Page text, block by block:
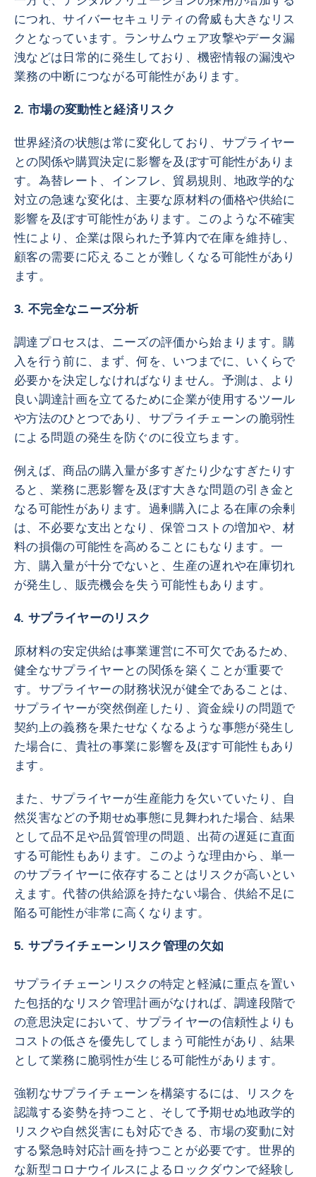
につれ、サイバーセキュリティの脅威も大きなリス
クとなっています。ランサムウェア攻撃やデータ漏
洩などは日常的に発生しており、機密情報の漏洩や
業務の中断につながる可能性があります。
2. 市場の変動性と経済リスク
世界経済の状態は常に変化しており、サプライヤー
との関係や購買決定に影響を及ぼす可能性がありま
す。為替レート、インフレ、貿易規則、地政学的な
対立の急速な変化は、主要な原材料の価格や供給に
影響を及ぼす可能性があります。このような不確実
性により、企業は限られた予算内で在庫を維持し、
顧客の需要に応えることが難しくなる可能性があり
ます。
3. 不完全なニーズ分析
調達プロセスは、ニーズの評価から始まります。購
入を行う前に、まず、何を、いつまでに、いくらで
必要かを決定しなければなりません。予測は、より
良い調達計画を立てるために企業が使用するツール
や方法のひとつであり、サプライチェーンの脆弱性
による問題の発生を防ぐのに役立ちます。
例えば、商品の購入量が多すぎたり少なすぎたりす
ると、業務に悪影響を及ぼす大きな問題の引き金と
なる可能性があります。過剰購入による在庫の余剰
は、不必要な支出となり、保管コストの増加や、材
料の損傷の可能性を高めることにもなります。一
方、購入量が十分でないと、生産の遅れや在庫切れ
が発生し、販売機会を失う可能性もあります。
4. サプライヤーのリスク
原材料の安定供給は事業運営に不可欠であるため、
健全なサプライヤーとの関係を築くことが重要で
す。サプライヤーの財務状況が健全であることは、
サプライヤーが突然倒産したり、資金繰りの問題で
契約上の義務を果たせなくなるような事態が発生し
た場合に、貴社の事業に影響を及ぼす可能性もあり
ます。
また、サプライヤーが生産能力を欠いていたり、自
然災害などの予期せぬ事態に見舞われた場合、結果
として品不足や品質管理の問題、出荷の遅延に直面
する可能性もあります。このような理由から、単一
のサプライヤーに依存することはリスクが高いとい
えます。代替の供給源を持たない場合、供給不足に
陥る可能性が非常に高くなります。
5. サプライチェーンリスク管理の欠如
サプライチェーンリスクの特定と軽減に重点を置い
た包括的なリスク管理計画がなければ、調達段階で
の意思決定において、サプライヤーの信頼性よりも
コストの低さを優先してしまう可能性があり、結果
として業務に脆弱性が生じる可能性があります。
強靭なサプライチェーンを構築するには、リスクを
認識する姿勢を持つこと、そして予期せぬ地政学的
リスクや自然災害にも対応できる、市場の変動に対
する緊急時対応計画を持つことが必要です。世界的
な新型コロナウイルスによるロックダウンで経験し